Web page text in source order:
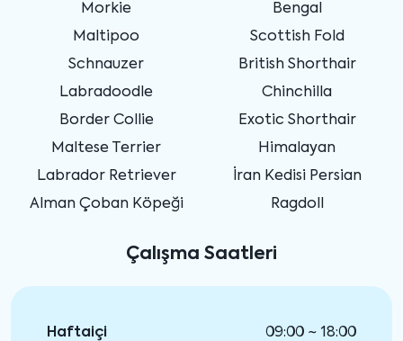
Morkie
Maltipoo
Schnauzer
Labradoodle
Border Collie
Maltese Terrier
Labrador Retriever
Alman Çoban Köpeği
Bengal
Scottish Fold
British Shorthair
Chinchilla
Exotic Shorthair
Himalayan
İran Kedisi Persian
Ragdoll
Çalışma Saatleri
Haftaiçi
09:00 ~ 18:00